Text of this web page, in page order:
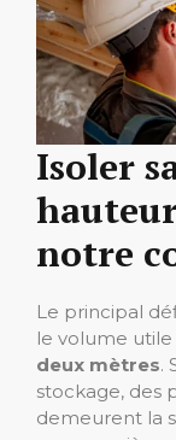
Isoler
notre
Le principal
le volume
deux mètres.
stockage, des
demeurent la